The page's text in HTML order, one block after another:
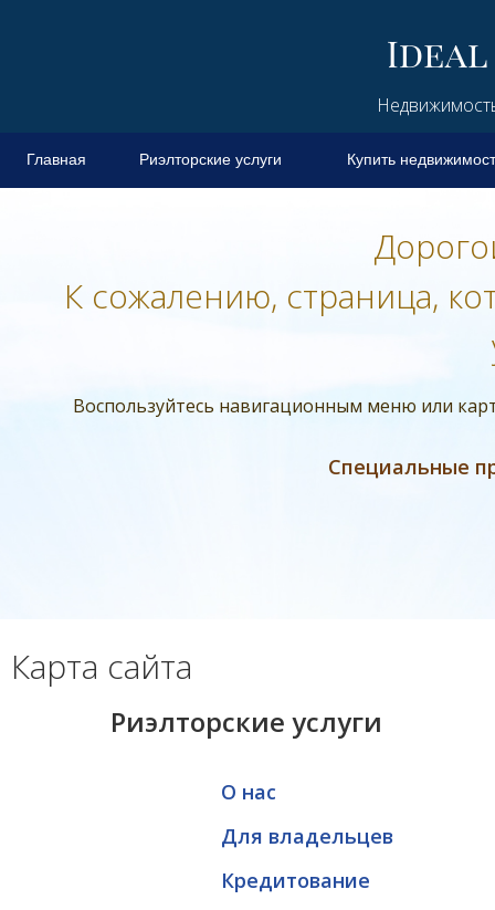
Главная Риэлторские услуги Купить
К сожалению, страница,
Воспользуйтесь навигационным меню или
Специальные
Карта сайта
Риэлторские услуги
О нас
Для владельцев
Кредитование